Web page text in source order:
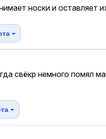
носки и оставляет
свёкр немного помял